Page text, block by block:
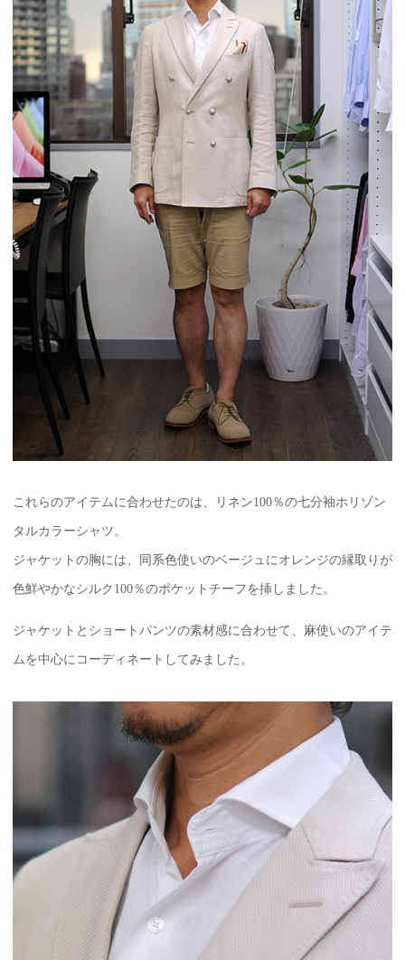
これらのアイテムに合わせたのは、リネン100％の七分袖ホリゾン
タルカラーシャツ。
ジャケットの胸には、同系色使いのベージュにオレンジの縁取りが
色鮮やかなシルク100％のポケットチーフを挿しました。
ジャケットとショートパンツの素材感に合わせて、麻使いのアイテ
ムを中心にコーディネートしてみました。